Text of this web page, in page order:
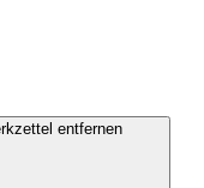
entfernen